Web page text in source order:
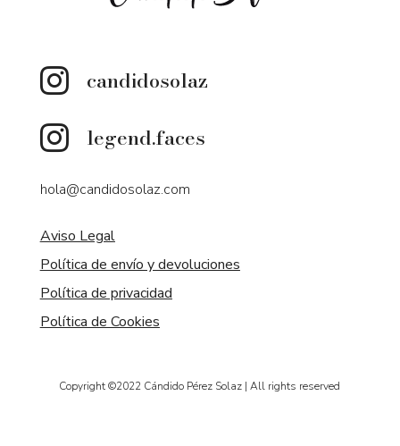


hola@candidosolaz.com
Aviso Legal
Política de envío y devoluciones
Política de privacidad
Política de Cookies
Copyright ©2022 Cándido Pérez Solaz | All rights reserved